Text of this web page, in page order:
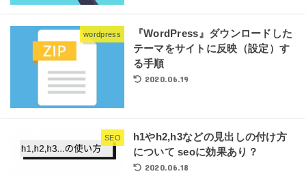
wordpress
『WordPress』ダウンロードした
テーマをサイトに反映（設定）す
る手順
2020.06.19
SEO
h1やh2,h3などの見出しの付け方
について seoに効果あり？
2020.06.18